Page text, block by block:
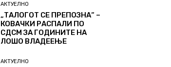
АКТУЕЛНО
„ТАЛОГОТ СЕ ПРЕПОЗНА“ –
КОВАЧКИ РАСПАЛИ ПО
СДСМ ЗА ГОДИНИТЕ НА
ЛОШО ВЛАДЕЕЊЕ
АКТУЕЛНО